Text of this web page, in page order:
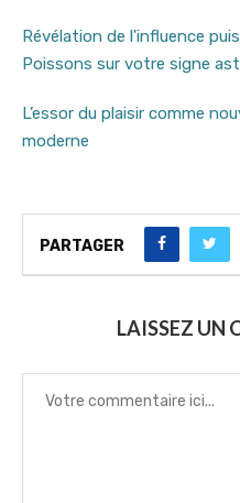
Révélation de l'influence
Poissons sur votre signe
L’essor du plaisir comme
moderne
PARTAGER
LAISSEZ UN